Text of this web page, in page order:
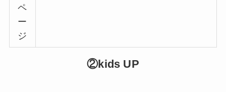
ペ
ー
ジ
②kids UP